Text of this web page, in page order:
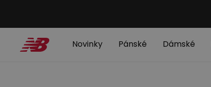
Novinky Pánské Dámské